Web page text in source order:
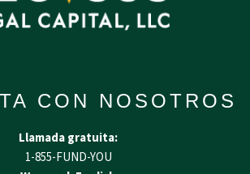
CON NOSOTROS
Llamada gratuita:
1-855-FUND-YOU